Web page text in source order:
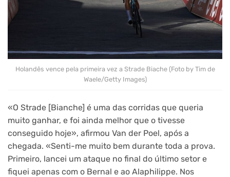
Holandês vence pela primeira vez a Strade Biache (Foto by Tim de
Waele/Getty Images)
«O Strade [Bianche] é uma das corridas que queria
muito ganhar, e foi ainda melhor que o tivesse
conseguido hoje», afirmou Van der Poel, após a
chegada. «Senti-me muito bem durante toda a prova.
Primeiro, lancei um ataque no final do último setor e
fiquei apenas com o Bernal e ao Alaphilippe. Nos